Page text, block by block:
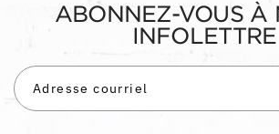
ABONNEZ-VOUS À
INFOLETTRE